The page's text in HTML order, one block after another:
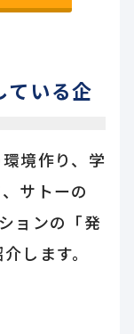
ている企
境作り、学
サトーの
ョンの「発
します。